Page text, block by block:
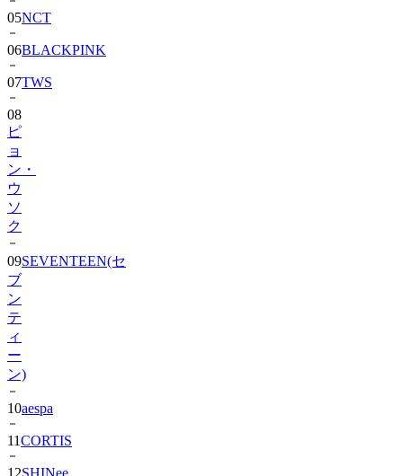
06BLACKPINK
07TWS
08
ピ
ョ
ン・
ウ
ソ
ク
09
ブ
ン
テ
ィ
ー
ン)
10aespa
11CORTIS
12SHINee
13BIGBANG